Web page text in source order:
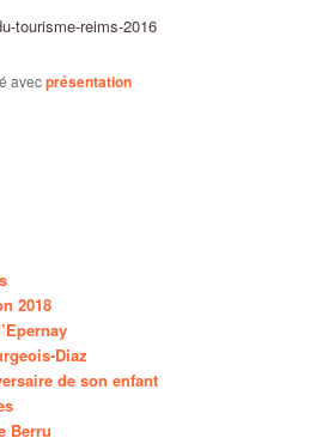
avecprésentation
2018
Diaz
de son enfant
Berru